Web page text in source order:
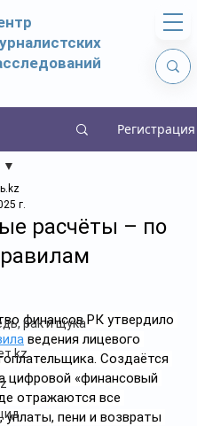
Регистрация
рак и щука
расчёты – по
г.
финансов РК утвердило
ведения лицевого
Создаётся
цифровой «финансовый
отражаются все
уплаты, пени и возвраты